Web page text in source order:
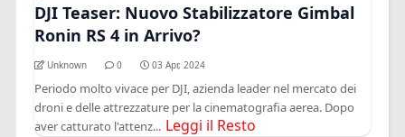
DJI Teaser: Nuovo Stabilizzatore Gimbal
Ronin RS 4 in Arrivo?
Unknown 0 03 Apr, 2024
Periodo molto vivace per DJI, azienda leader nel mercato dei
droni e delle attrezzature per la cinematografia aerea. Dopo
aver catturato l'attenz... Leggi il Resto